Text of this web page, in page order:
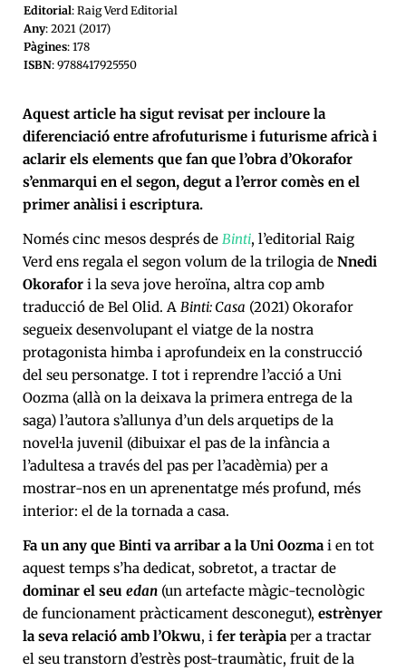
Editorial: Raig Verd Editorial
Any: 2021 (2017)
Pàgines: 178
ISBN: 9788417925550
Aquest article ha sigut revisat per incloure la
diferenciació entre afrofuturisme i futurisme africà i
aclarir els elements que fan que l’obra d’Okorafor
s’enmarqui en el segon, degut a l’error comès en el
primer anàlisi i escriptura.
Només cinc mesos després de Binti, l’editorial Raig
Verd ens regala el segon volum de la trilogia de Nnedi
Okorafor i la seva jove heroïna, altra cop amb
traducció de Bel Olid. A Binti: Casa (2021) Okorafor
segueix desenvolupant el viatge de la nostra
protagonista himba i aprofundeix en la construcció
del seu personatge. I tot i reprendre l’acció a Uni
Oozma (allà on la deixava la primera entrega de la
saga) l’autora s’allunya d’un dels arquetips de la
novel·la juvenil (dibuixar el pas de la infància a
l’adultesa a través del pas per l’acadèmia) per a
mostrar-nos en un aprenentatge més profund, més
interior: el de la tornada a casa.
Fa un any que Binti va arribar a la Uni Oozma i en tot
aquest temps s’ha dedicat, sobretot, a tractar de
dominar el seu edan (un artefacte màgic-tecnològic
de funcionament pràcticament desconegut), estrènyer
la seva relació amb l’Okwu, i fer teràpia per a tractar
el seu transtorn d’estrès post-traumàtic, fruit de la